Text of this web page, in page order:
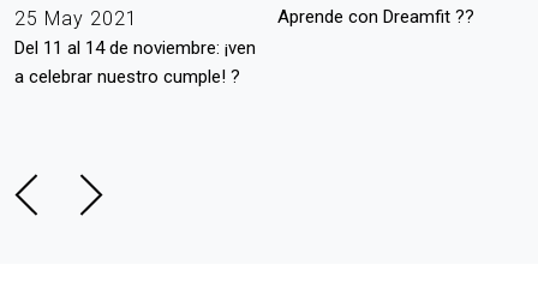
25 May 2021
Del 11 al 14 de noviembre: ¡ven
a celebrar nuestro cumple! ?
Aprende con Dreamfit ??